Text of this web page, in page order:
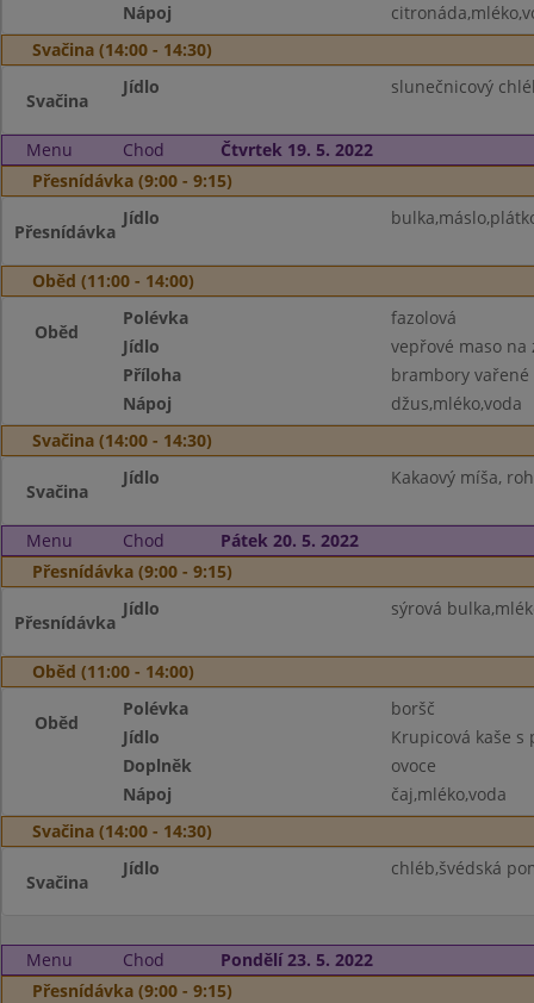
Nápoj
Svačina (14:00 - 14:30)
Svačina
Jídlo slunečnicový
Menu Chod
Čtvrtek 19. 5. 2022
Přesnídávka (9:00 - 9:15)
Přesnídávka
Jídlo
Oběd (11:00 - 14:00)
Oběd
Polévka
fazolová
Jídlo
vepřové maso na
Příloha
brambory vařené
Nápoj
džus,mléko,voda
Svačina (14:00 - 14:30)
Svačina
Jídlo Kakaový míša,
Menu Chod
Pátek 20. 5. 2022
Přesnídávka (9:00 - 9:15)
Přesnídávka
Jídlo sýrová
Oběd (11:00 - 14:00)
Oběd
Polévka
boršč
Jídlo
Krupicová kaše s
Doplněk
ovoce
Nápoj
čaj,mléko,voda
Svačina (14:00 - 14:30)
Svačina
Jídlo chléb,švédská
Menu Chod
Pondělí 23. 5. 2022
Přesnídávka (9:00 - 9:15)